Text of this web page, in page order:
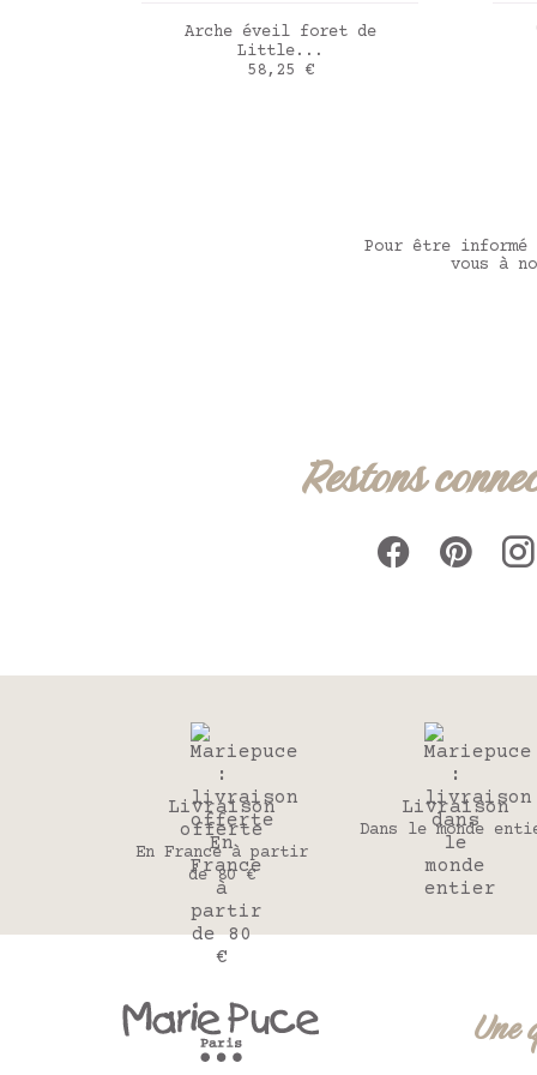
AJOUTER AU PANIER
Arche éveil foret de
Little...
Prix
58,25 €
Pour être
vous à
Restons
Livraison
offerte
En France à partir
de 80 €
Livraison
Dans le monde
Une